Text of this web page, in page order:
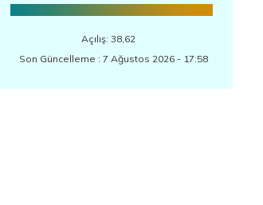
Açılış: 38,62
Son Güncelleme : 7 Ağustos 2026 - 17:58